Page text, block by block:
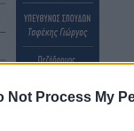
Not Process My